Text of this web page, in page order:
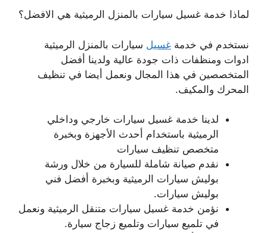
لماذا خدمة غسيل سيارات بالمنزل الرميثية هي الافضل؟
نستخدم في خدمة غسيل سيارات بالمنزل الرميثية
ادوات ومنظفات ذات جودة عالية ولدينا أفضل
المتخصصين في هذا المجال ونعمل أيضا في تنظيف
المحرك والمكيف.
لدينا خدمة غسيل سيارات خارجي وداخلي
الرميثية باستخدام أحدث الأجهزة وبخبرة
متخصص تنظيف سيارات
نقدم صيانة شاملة للسيارة من خلال ورشة
بوليش سيارات الرميثية وبخبرة أفضل فني
بوليش سيارات.
نؤمن خدمة غسيل سيارات متنقل الرميثية ونعمل
في تلميع سيارات وتلميع زجاج سيارة.